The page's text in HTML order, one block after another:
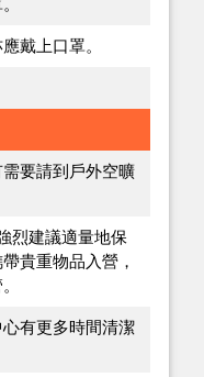
戴上口罩。
要請到戶外空曠
烈建議適量地保
貴重物品入營，
有更多時間清潔